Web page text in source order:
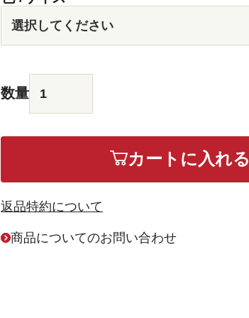
カートに入れる
返品特約について
商品についてのお問い合わせ